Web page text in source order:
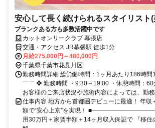
安心して長く続けられるスタイリスト
ブランクある方も多数活躍中です
カットオンリークラブ 幕張店
交通・アクセス JR幕張駅 徒歩1分
月給275,000円～480,000円
千葉県千葉市花見川区
勤務時間詳細 総労働時間：1ヶ月あたり186時
￣￣ ❖ 勤務時間 ・9:30～19:00 ・休憩時間：
お客様のご来店状況や施術内容によっては、勤務
仕事内容 地方から首都圏デビューに最適！ 年収
額で“安心上京”を実現！
用30万円＋家賃半額＋14ヶ月収入保証で 『移住